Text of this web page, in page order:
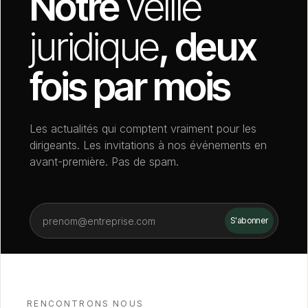
juridique, deux
fois par mois
Les actualités qui comptent vraiment pour les
dirigeants. Les invitations à nos événements en
avant-première. Pas de spam.
RENCONTRONS NOUS